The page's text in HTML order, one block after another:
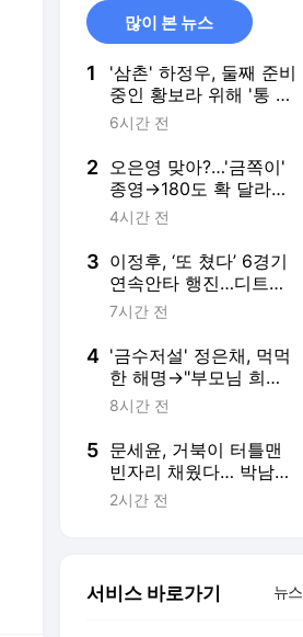
많이 본 뉴스
1
'삼촌' 하정우, 둘째 준비
중인 황보라 위해 '통 큰
선물'→고마움에 감동
6시간 전
2 오은영 맞아?…'금쪽이'
종영→180도 확 달라진
근황…"엄청 날씬하다"
4시간 전
3 이정후, ‘또 쳤다’ 6경기
연속안타 행진…디트로
이트전 1안타 2타점, 타
7시간 전
4 '금수저설' 정은채, 먹먹
한 해명→"부모님 희생...
집 평수 줄여가면서 영
8시간 전
5 문세윤, 거북이 터틀맨
빈자리 채웠다… 박남정
딸 스테이씨 시은의 우
2시간 전
서비스 바로가기 뉴스